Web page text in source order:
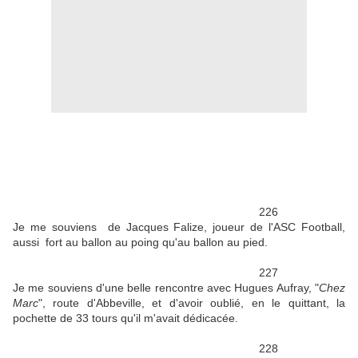
226
Je me souviens de Jacques Falize, joueur de l'ASC Football,
aussi fort au ballon au poing qu'au ballon au pied.
227
Je me souviens d'une belle rencontre avec Hugues Aufray, "Chez
Marc", route d'Abbeville, et d'avoir oublié, en le quittant, la
pochette de 33 tours qu'il m'avait dédicacée.
228